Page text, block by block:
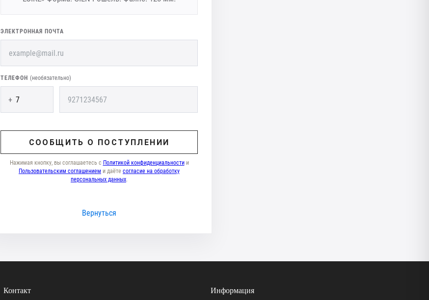
ЭЛЕКТРОННАЯ ПОЧТА
ТЕЛЕФОН (необязательно)
+
СООБЩИТЬ О ПОСТУПЛЕНИИ
Нажимая кнопку, вы соглашаетесь с Политикой конфиденциальностии
Пользовательским соглашением и даёте согласие на обработку
персональных данных.
Вернуться
Контакт Информация